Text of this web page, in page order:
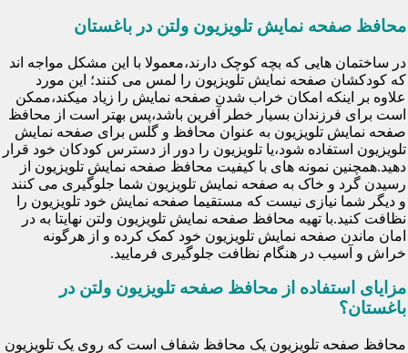
محافظ صفحه نمایش تلویزیون ولتن در باغستان
در ساختمان هایی که بچه کوچک دارند،معمولا با این مشکل مواجه اند
که کودکشان صفحه نمایش تلویزیون را لمس می کنند؛ این مورد
علاوه بر اینکه امکان خراب شدن صفحه نمایش را زیاد میکند،ممکن
است برای فرزندان بسیار خطر آفرین باشد،پس بهتر است از محافظ
صفحه نمایش تلویزیون به عنوان محافظ و گلس برای صفحه نمایش
تلویزیون استفاده شود،یا تلویزیون را دور از دسترس کودکان خود قرار
دهید.همچنین نمونه های با کیفیت محافظ صفحه نمایش تلویزیون از
رسیدن گرد و خاک به صفحه نمایش تلویزیون شما جلوگیری می کنند
و دیگر شما نیازی نیست که مستقیما صفحه نمایش خود تلویزیون را
نظافت کنید.با تهیه محافظ صفحه نمایش تلویزیون ولتن نهایتا به در
امان ماندن صفحه نمایش تلویزیون خود کمک کرده و از هرگونه
خراش و آسیب در هنگام نظافت جلوگیری فرمایید.
مزایای استفاده از محافظ صفحه تلویزیون ولتن در
باغستان؟
محافظ صفحه تلویزیون یک محافظ شفاف است که روی یک تلویزیون